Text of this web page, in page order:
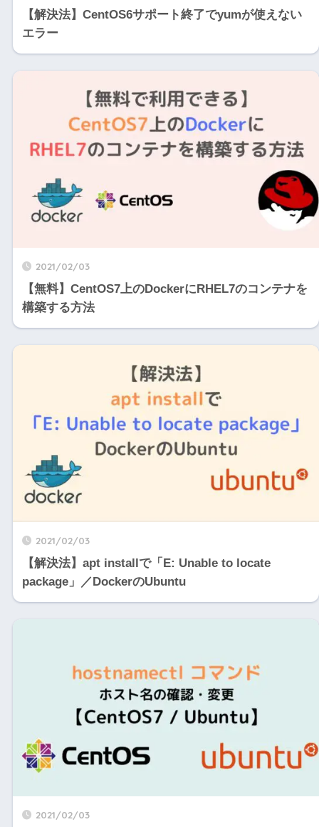
【解決法】CentOS6サポート終了でyumが使えない
エラー
2021/02/03
【無料】CentOS7上のDockerにRHEL7のコンテナを
構築する方法
2021/02/03
【解決法】apt installで「E: Unable to locate
package」／DockerのUbuntu
2021/02/03